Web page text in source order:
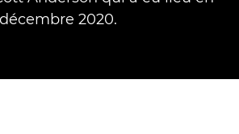
décembre 2020.